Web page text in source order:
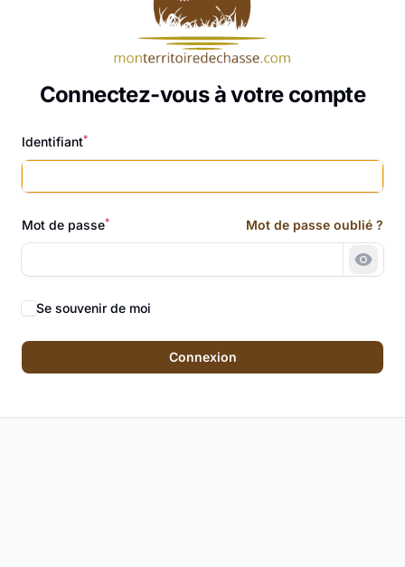
Connectez-vous à votre compte
Identifiant*
Mot de passe* Mot de passe oublié ?
Se souvenir de moi
Connexion